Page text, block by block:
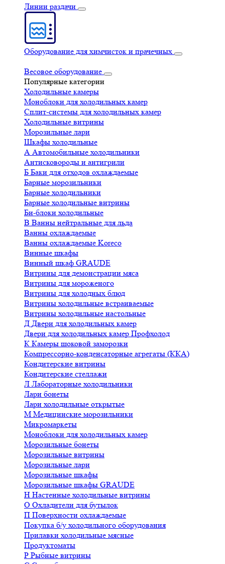
Линии раздачи
Оборудование для химчисток и прачечных
Весовое оборудование
Популярные категории
Холодильные камеры
Моноблоки для холодильных камер
Сплит-системы для холодильных камер
Холодильные витрины
Морозильные лари
Шкафы холодильные
А Автомобильные холодильники
Антисковороды и антигрили
Б Баки для отходов охлаждаемые
Барные морозильники
Барные холодильники
Барные холодильные витрины
Би-блоки холодильные
В Ванны нейтральные для льда
Ванны охлаждаемые
Ванны охлаждаемые Koreco
Винные шкафы
Винный шкаф GRAUDE
Витрины для демонстрации мяса
Витрины для мороженого
Витрины для холодных блюд
Витрины холодильные встраиваемые
Витрины холодильные настольные
Д Двери для холодильных камер
Двери для холодильных камер Профхолод
К Камеры шоковой заморозки
Компрессорно-конденсаторные агрегаты (ККА)
Кондитерские витрины
Кондитерские стеллажи
Л Лабораторные холодильники
Лари бонеты
Лари холодильные открытые
М Медицинские морозильники
Микромаркеты
Моноблоки для холодильных камер
Морозильные бонеты
Морозильные витрины
Морозильные лари
Морозильные шкафы
Морозильные шкафы GRAUDE
Н Настенные холодильные витрины
О Охладители для бутылок
П Поверхности охлаждаемые
Покупка б/у холодильного оборудования
Прилавки холодильные мясные
Продуктоматы
Р Рыбные витрины